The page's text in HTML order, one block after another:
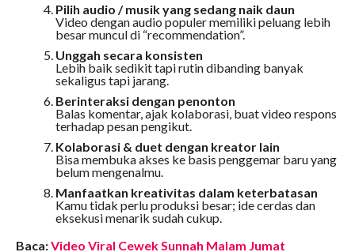
Pilih audio / musik yang sedang naik daun
Video dengan audio populer memiliki peluang lebih
besar muncul di “recommendation”.
Unggah secara konsisten
Lebih baik sedikit tapi rutin dibanding banyak
sekaligus tapi jarang.
Berinteraksi dengan penonton
Balas komentar, ajak kolaborasi, buat video respons
terhadap pesan pengikut.
Kolaborasi & duet dengan kreator lain
Bisa membuka akses ke basis penggemar baru yang
belum mengenalmu.
Manfaatkan kreativitas dalam keterbatasan
Kamu tidak perlu produksi besar; ide cerdas dan
eksekusi menarik sudah cukup.
Baca:Video Viral Cewek Sunnah Malam Jumat